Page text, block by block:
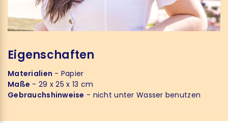
Eigenschaften
Materialien - Papier
Maße - 29 x 25 x 13 cm
Gebrauchshinweise - nicht unter Wasser benutzen